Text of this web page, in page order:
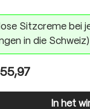
Sitzcreme bei
in die Schweiz)
In het